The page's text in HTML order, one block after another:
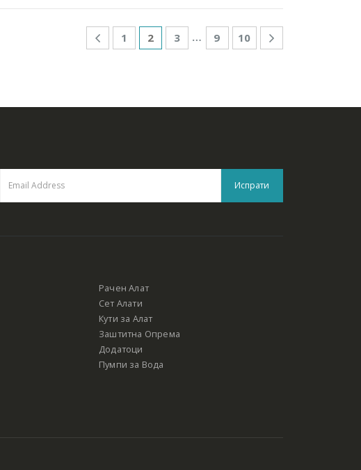
1 2 3 … 9 10
Батериски сет Ротирачки Чекан и Бормашина 20V
Рачен Алат
Сет Алати
Кути за Алат
Заштитна Опрема
Додатоци
Пумпи за Вода